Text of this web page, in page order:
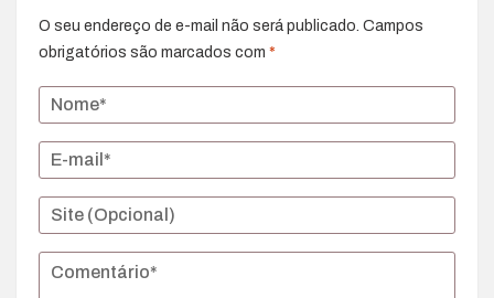
O seu endereço de e-mail não será publicado. Campos
obrigatórios são marcados com *